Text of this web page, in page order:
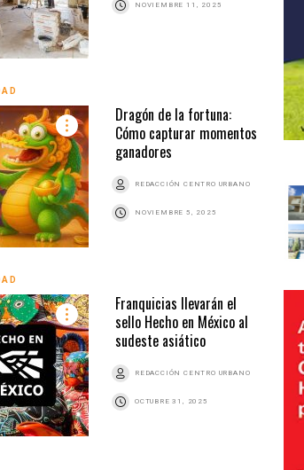
NOVIEMBRE 11, 2025
Dragón de la fortuna:
Cómo capturar momentos
ganadores
REDACCIÓN CENTRO URBANO
NOVIEMBRE 5, 2025
Franquicias llevarán el
sello Hecho en México al
sudeste asiático
REDACCIÓN CENTRO URBANO
OCTUBRE 31, 2025